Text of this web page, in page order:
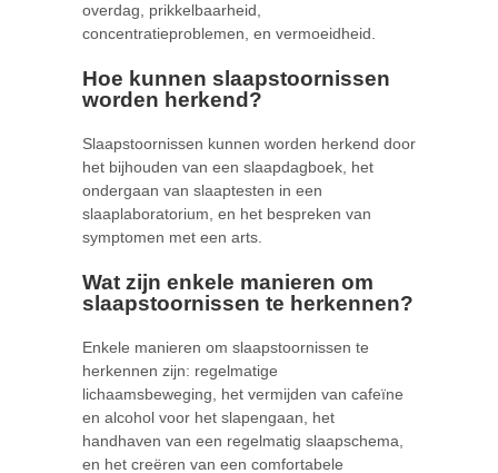
overdag, prikkelbaarheid,
concentratieproblemen, en vermoeidheid.
Hoe kunnen slaapstoornissen
worden herkend?
Slaapstoornissen kunnen worden herkend door
het bijhouden van een slaapdagboek, het
ondergaan van slaaptesten in een
slaaplaboratorium, en het bespreken van
symptomen met een arts.
Wat zijn enkele manieren om
slaapstoornissen te herkennen?
Enkele manieren om slaapstoornissen te
herkennen zijn: regelmatige
lichaamsbeweging, het vermijden van cafeïne
en alcohol voor het slapengaan, het
handhaven van een regelmatig slaapschema,
en het creëren van een comfortabele